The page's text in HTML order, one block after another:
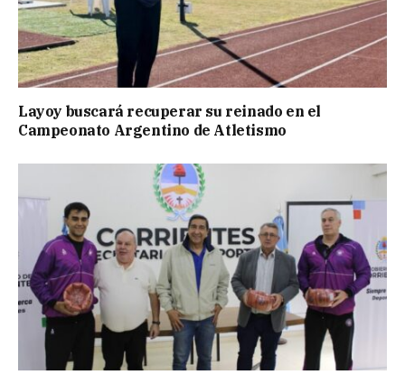
Layoy buscará recuperar su reinado en el
Campeonato Argentino de Atletismo